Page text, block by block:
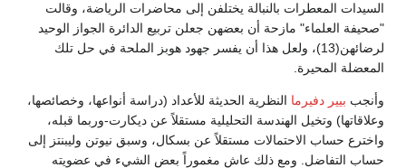
السيدات المعطرات بالنبالة يختلفن إلى محاضرات الرياضة، وقالت
"صحيفة العلماء" مازحة أن بعضهن جعلن تربيع الدائرة الجواز الوحيد
لرضائهن(13)، ولعل هذا أن يفسر جهود هوبز الملحة في حل تلك
المعضلة المحيرة.
وأنجب بيير دفيرما النظرية الحديثة للأعداد (دراسة أنواعها، وخصائصها،
وعلاقاتها) وتخيل الهندسة التحليلية مستقلاً عن ديكارت-وربما قبله،
واخترع حساب الاحتمالات مستقلاً عن بسكال، وسبق نيوتن وليبنتز إلى
حساب التفاضل. ومع ذلك عاش مغموراً بعض الشيء في عضويته